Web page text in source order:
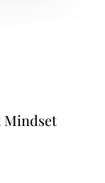
Mindset